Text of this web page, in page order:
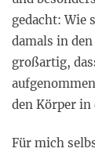
gedacht: Wie
damals in
großartig,
den Körper in
Für mich